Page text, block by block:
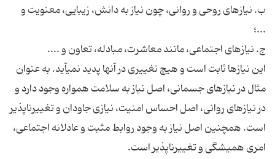
ب. نيازهاى روحى و روانى، چون نياز به دانش، زيبايى، معنويت و
...؛
ج. نيازهاى اجتماعى، مانند معاشرت، مبادله، تعاون و ....
اين نيازها ثابت است و هيچ تغييرى در آنها پديد نمى‏آيد. به عنوان
مثال در نيازهاى جسمانى، اصل نياز به سلامت همواره وجود دارد و
در نيازهاى روانى، اصل احساس امنيت، نيازى جاودان و تغييرناپذير
است. همچنين اصل نياز به وجود روابط مثبت و عادلانه اجتماعى،
امرى هميشگى و تغييرناپذير است.